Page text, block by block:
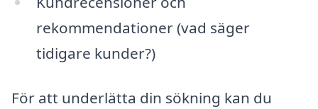
rekommendationer (vad säger
tidigare kunder?)
För att underlätta din sökning kan du